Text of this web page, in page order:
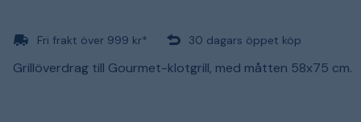
Fri frakt över 999 kr* 30 dagars öppet köp
Grillöverdrag till Gourmet-klotgrill, med måtten 58x75 cm.